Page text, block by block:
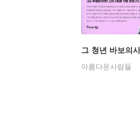
그 청년 바보의사
아름다운사람들